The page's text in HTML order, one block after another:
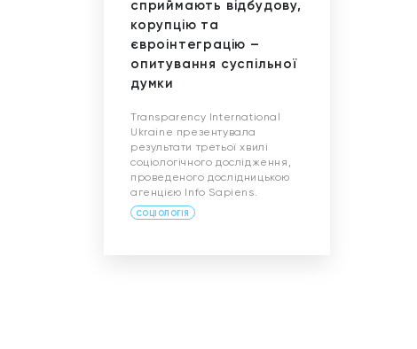
сприймають відбудову,
корупцію та
євроінтеграцію –
опитування суспільної
думки
Transparency International
Ukraine презентувала
результати третьої хвилі
соціологічного дослідження,
проведеного дослідницькою
агенцією Info Sapiens.
СОЦІОЛОГІЯ